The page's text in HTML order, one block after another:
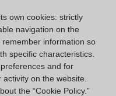
edición de
pueden ver en la
espacio-
own cookies: strictly
navigation on the
information so
specific characteristics.
and for
on the website.
the “Cookie Policy.”